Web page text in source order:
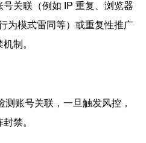
关联（例如 IP 重复、浏览器
为模式雷同等）或重复性推广
制。
账号关联，一旦触发风控，
禁。